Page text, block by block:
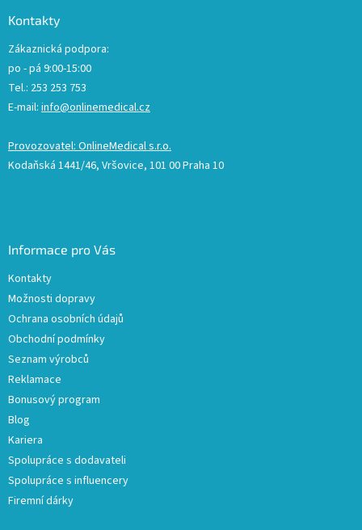
Kontakty
Zákaznická podpora:
po - pá 9:00-15:00
Tel.: 253 253 753
E-mail: info@onlinemedical.cz
Provozovatel: OnlineMedical s.r.o.
Kodaňská 1441/46, Vršovice, 101 00 Praha 10
Informace pro Vás
Kontakty
Možnosti dopravy
Ochrana osobních údajů
Obchodní podmínky
Seznam výrobců
Reklamace
Bonusový program
Blog
Kariera
Spolupráce s dodavateli
Spolupráce s influencery
Firemní dárky